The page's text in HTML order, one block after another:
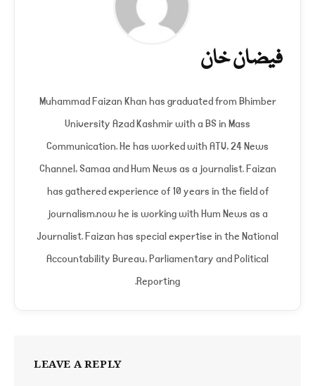
فیضان خان
Muhammad Faizan Khan has graduated from Bhimber
University Azad Kashmir with a BS in Mass
Communication. He has worked with ATV, 24 News
Channel, Samaa and Hum News as a journalist. Faizan
has gathered experience of 10 years in the field of
journalism.now he is working with Hum News as a
Journalist. Faizan has special expertise in the National
Accountability Bureau, Parliamentary and Political
Reporting.
LEAVE A REPLY